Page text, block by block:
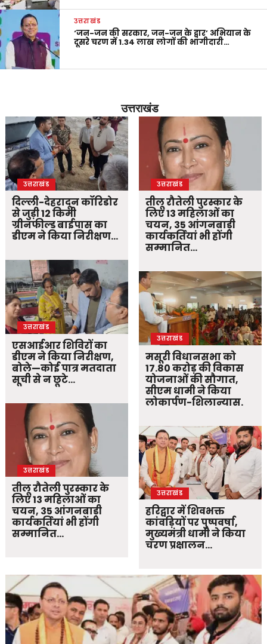
उत्तराखंड
‘जन-जन की सरकार, जन-जन के द्वार’ अभियान के
दूसरे चरण में 1.34 लाख लोगों की भागीदारी…
उत्तराखंड
उत्तराखंड
दिल्ली-देहरादून कॉरिडोर
से जुड़ी 12 किमी
ग्रीनफील्ड बाईपास का
डीएम ने किया निरीक्षण…
उत्तराखंड
एसआईआर शिविरों का
डीएम ने किया निरीक्षण,
बोले—कोई पात्र मतदाता
सूची से न छूटे…
उत्तराखंड
तीलू रौतेली पुरस्कार के
लिए 13 महिलाओं का
चयन, 35 आंगनबाड़ी
कार्यकर्तियां भी होंगी
सम्मानित…
उत्तराखंड
तीलू रौतेली पुरस्कार के
लिए 13 महिलाओं का
चयन, 35 आंगनबाड़ी
कार्यकर्तियां भी होंगी
सम्मानित…
उत्तराखंड
मसूरी विधानसभा को
17.80 करोड़ की विकास
योजनाओं की सौगात,
सीएम धामी ने किया
लोकार्पण-शिलान्यास.
उत्तराखंड
हरिद्वार में शिवभक्त
कांवड़ियों पर पुष्पवर्षा,
मुख्यमंत्री धामी ने किया
चरण प्रक्षालन…